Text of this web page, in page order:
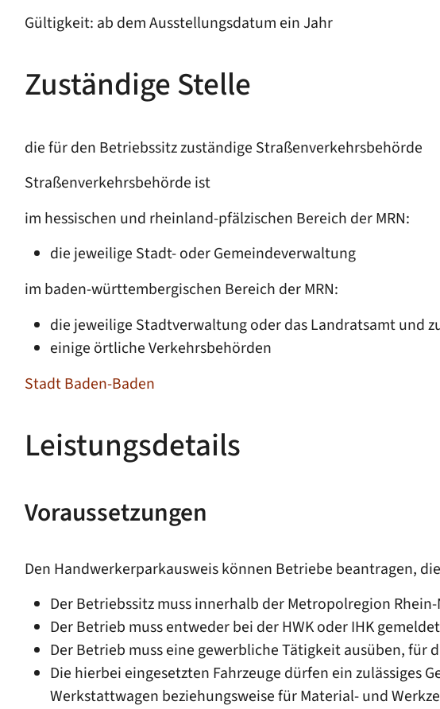
Gültigkeit: ab dem Ausstellungsdatum ein Jahr
Zuständige Stelle
die für den Betriebssitz zuständige Straßenverkehrsbehörde
Straßenverkehrsbehörde ist
im hessischen und rheinland-pfälzischen Bereich der MRN:
die jeweilige Stadt- oder Gemeindeverwaltung
im baden-württembergischen Bereich der MRN:
die jeweilige Stadtverwaltung oder das Landratsamt und
einige örtliche Verkehrsbehörden
Stadt Baden-Baden
Leistungsdetails
Voraussetzungen
Den Handwerkerparkausweis können Betriebe beantragen,
Der Betriebssitz muss innerhalb der Metropolregion
Der Betrieb muss entweder bei der HWK oder IHK
Der Betrieb muss eine gewerbliche Tätigkeit ausüben,
Die hierbei eingesetzten Fahrzeuge dürfen ein zulässiges
Werkstattwagen beziehungsweise für Material- und